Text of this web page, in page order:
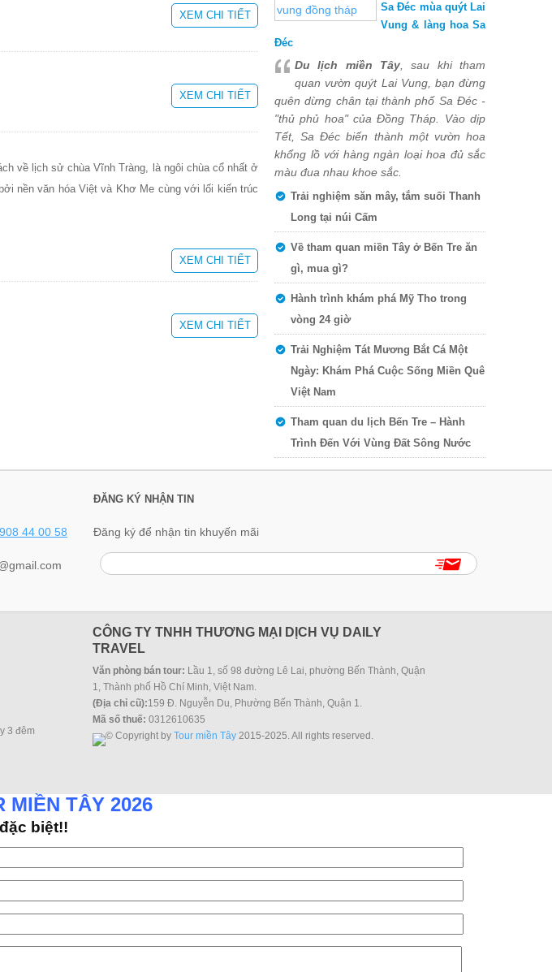
XEM CHI TIẾT
XEM CHI TIẾT
về lịch sử chùa Vĩnh Tràng, là ngôi chùa cổ nhất ở
nền văn hóa Việt và Khơ Me cùng với lối kiến trúc
XEM CHI TIẾT
XEM CHI TIẾT
Sa Đéc mùa quýt Lai
Vung & làng hoa Sa
Đéc
Du lịch miền Tây , sau khi tham
quan vườn quýt Lai Vung, bạn đừng
quên dừng chân tại thành phố Sa Đéc -
"thủ phủ hoa" của Đồng Tháp. Vào dịp
Tết, Sa Đéc biến thành một vườn hoa
khổng lồ với hàng ngàn loại hoa đủ sắc
màu đua nhau khoe sắc.
Trải nghiệm săn mây, tắm suối Thanh
Long tại núi Cấm
Về tham quan miền Tây ở Bến Tre ăn
gì, mua gì?
Hành trình khám phá Mỹ Tho trong
vòng 24 giờ
Trải Nghiệm Tát Mương Bắt Cá Một
Ngày: Khám Phá Cuộc Sống Miền Quê
Việt Nam
Tham quan du lịch Bến Tre – Hành
Trình Đến Với Vùng Đất Sông Nước
44 00 58
ĐĂNG KÝ NHẬN TIN
Đăng ký để nhận tin khuyến mãi
3 đêm
CÔNG TY TNHH THƯƠNG MẠI DỊCH VỤ DAILY
TRAVEL
Văn phòng bán tour: Lầu 1, số 98 đường Lê Lai, phường Bến Thành, Quận
1, Thành phố Hồ Chí Minh, Việt Nam.
(Địa chỉ cũ):159 Đ. Nguyễn Du, Phường Bến Thành, Quận 1.
Mã số thuế: 0312610635
© Copyright by Tour miền Tây2015-2025. All rights reserved.
MIỀN TÂY 2026
biệt!!